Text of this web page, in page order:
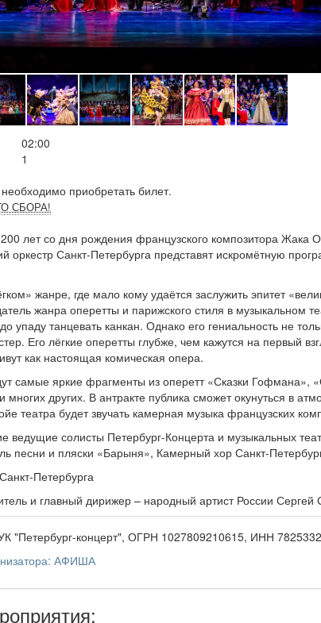
02:00
1
приобретать билет.
СБОРА!
лет со дня рождения французского композитора
оркестр Санкт-Петербурга представят искромётную
жанре, где мало кому удаётся заслужить эпитет
жанра оперетты и парижского стиля в музыкальном
упаду танцевать канкан. Однако его гениальность не
Его лёгкие оперетты глубже, чем кажутся на первый
как настоящая комическая опера.
самые яркие фрагменты из оперетт «Сказки Гофмана»,
других. В антракте публика сможет окунуться в
театра будет звучать камерная музыка французских
ведущие солисты Петербург-Концерта и музыкальных
песни и пляски «Барыня», Камерный хор Санкт-
Петербурга
и главный дирижер – народный артист России Сергей
"Петербург-концерт", ОГРН 1027809210615, ИНН
АФИША